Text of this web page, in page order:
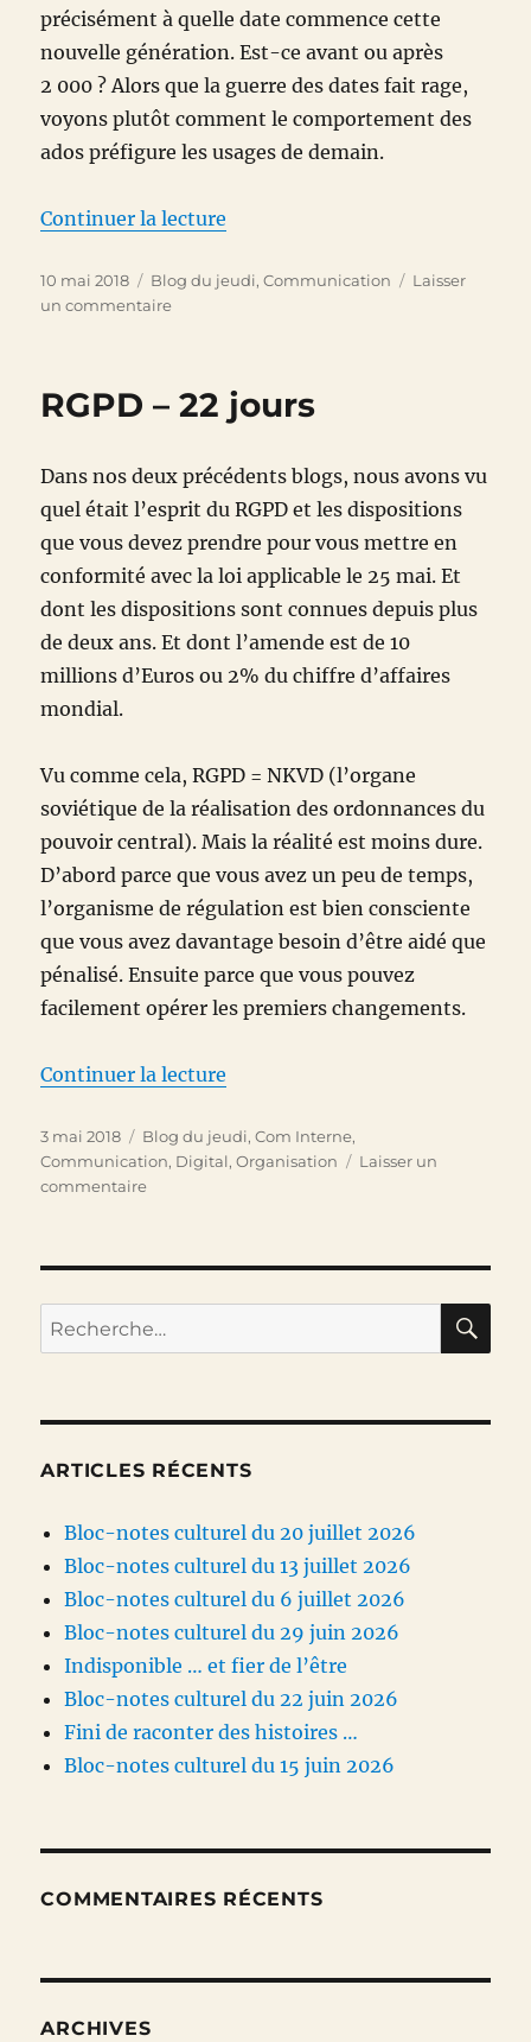
précisément à quelle date commence cette
nouvelle génération. Est-ce avant ou après
2 000 ? Alors que la guerre des dates fait rage,
voyons plutôt comment le comportement des
ados préfigure les usages de demain.
Continuer la lecture
Publié
le
10 mai 2018 Catégories
Blog du jeudi,Communication
Laisser
un commentairesur
des
RGPD – 22 jours
Dans nos deux précédents blogs, nous avons vu
quel était l’esprit du RGPD et les dispositions
que vous devez prendre pour vous mettre en
conformité avec la loi applicable le 25 mai. Et
dont les dispositions sont connues depuis plus
de deux ans. Et dont l’amende est de 10
millions d’Euros ou 2% du chiffre d’affaires
mondial.
Vu comme cela, RGPD = NKVD (l’organe
soviétique de la réalisation des ordonnances du
pouvoir central). Mais la réalité est moins dure.
D’abord parce que vous avez un peu de temps,
l’organisme de régulation est bien consciente
que vous avez davantage besoin d’être aidé que
pénalisé. Ensuite parce que vous pouvez
facilement opérer les premiers changements.
Continuer la lecture
Publié
le
3 mai 2018 Catégories
Blog du jeudi,Com Interne,
Communication, Digital,Organisation
Laisser un
commentairesur
Recherche
pour :
ARTICLES RÉCENTS
Bloc-notes culturel du 20 juillet 2026
Bloc-notes culturel du 13 juillet 2026
Bloc-notes culturel du 6 juillet 2026
Bloc-notes culturel du 29 juin 2026
Indisponible … et fier de l’être
Bloc-notes culturel du 22 juin 2026
Fini de raconter des histoires …
Bloc-notes culturel du 15 juin 2026
COMMENTAIRES RÉCENTS
ARCHIVES